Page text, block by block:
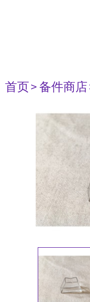
首页> 备件商店